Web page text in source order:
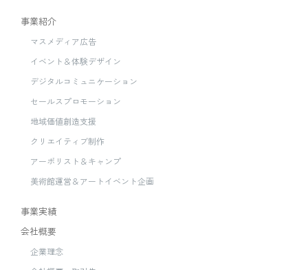
事業紹介
マスメディア広告
イベント＆体験デザイン
デジタルコミュニケーション
セールスプロモーション
地域価値創造支援
クリエイティブ制作
アーボリスト＆キャンプ
美術館運営＆アートイベント企画
事業実績
会社概要
企業理念